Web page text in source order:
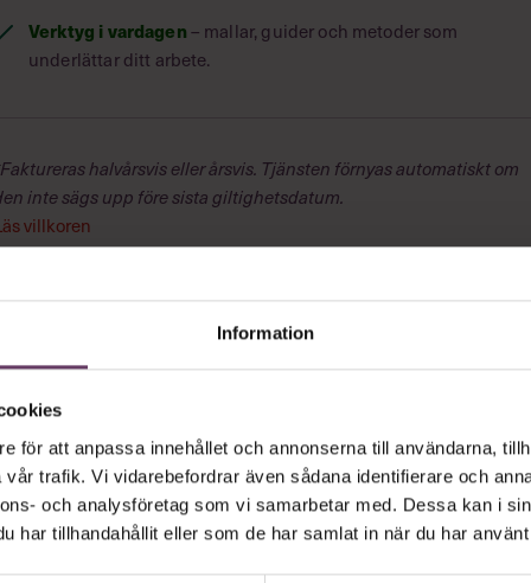
Information
för att anpassa innehållet och annonserna till användarna,
trafik. Vi vidarebefordrar även sådana identifierare och
och analysföretag som vi samarbetar med. Dessa kan i
har tillhandahållit eller som de har samlat in när du har
för att tajming snarare är en
att bemästra. Det är kunskap som
beslutsfattande.
alltså ingen ”how to”-bok – utan en
grundläggande när det handlar om
bestämde sig för en lite ovanlig
skiftar under en dag. De
nätverket Twitter. Med hjälp av
och forskarna kunde
stämningslägen – exempelvis
Verktyg i vardagen – mallar, guider och metoder som
underlättar ditt arbete.
halvårsvis eller årsvis. Tjänsten förnyas automatiskt om
inte sägs upp före sista giltighetsdatum.
villkoren
om Chefakademin+